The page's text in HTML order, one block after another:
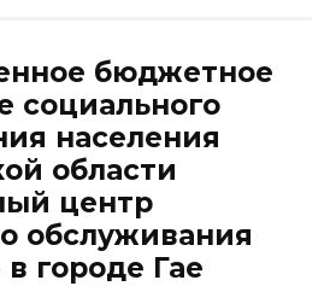
бюджетное
социального
населения
области
центр
обслуживания
городе Гае